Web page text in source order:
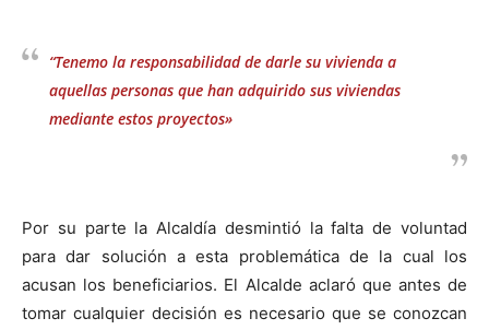
“Tenemo la responsabilidad de darle su vivienda a
aquellas personas que han adquirido sus viviendas
mediante estos proyectos»
Por su parte la Alcaldía desmintió la falta de voluntad
para dar solución a esta problemática de la cual los
acusan los beneficiarios. El Alcalde aclaró que antes de
tomar cualquier decisión es necesario que se conozcan